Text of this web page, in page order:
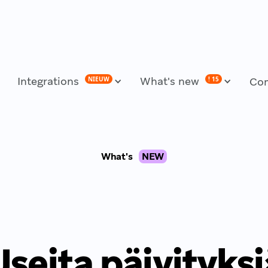
Integrations NIEUW What's new ! 15
What's NEW